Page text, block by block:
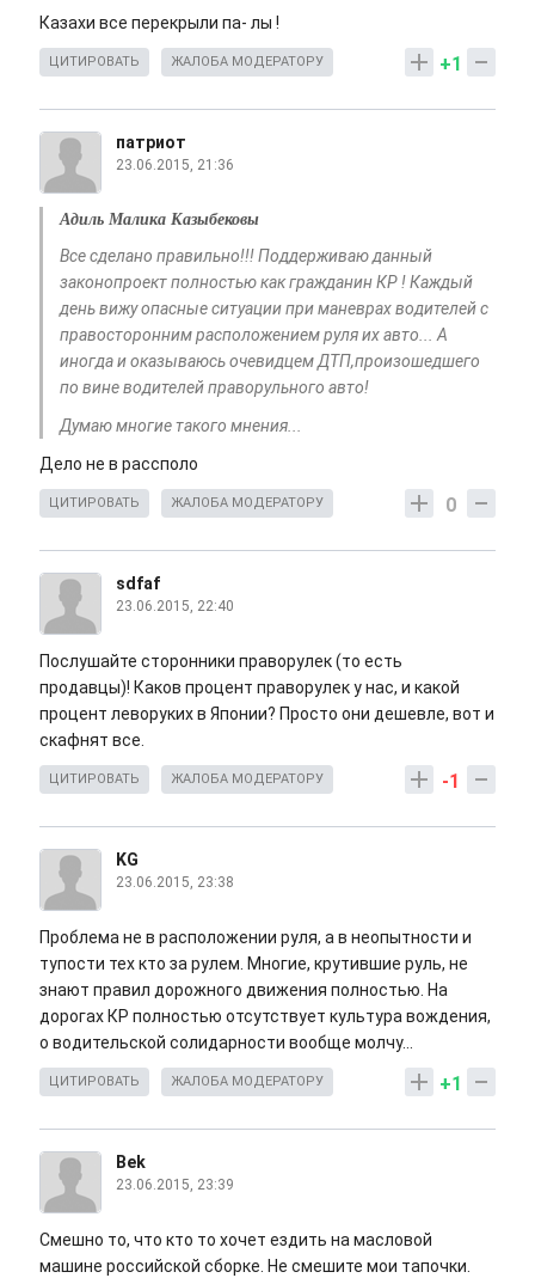
Казахи все перекрыли па- лы !
+1
ЦИТИРОВАТЬ ЖАЛОБА МОДЕРАТОРУ
патриот
23.06.2015, 21:36
Адиль Малика Казыбековы
Все сделано правильно!!! Поддерживаю данный
законопроект полностью как гражданин КР ! Каждый
день вижу опасные ситуации при маневрах водителей с
правосторонним расположением руля их авто... А
иногда и оказываюсь очевидцем ДТП,произошедшего
по вине водителей праворульного авто!
Думаю многие такого мнения...
Дело не в рассполо
0
ЦИТИРОВАТЬ ЖАЛОБА МОДЕРАТОРУ
sdfaf
23.06.2015, 22:40
Послушайте сторонники праворулек (то есть
продавцы)! Каков процент праворулек у нас, и какой
процент леворуких в Японии? Просто они дешевле, вот и
скафнят все.
-1
ЦИТИРОВАТЬ ЖАЛОБА МОДЕРАТОРУ
KG
23.06.2015, 23:38
Проблема не в расположении руля, а в неопытности и
тупости тех кто за рулем. Многие, крутившие руль, не
знают правил дорожного движения полностью. На
дорогах КР полностью отсутствует культура вождения,
о водительской солидарности вообще молчу...
+1
ЦИТИРОВАТЬ ЖАЛОБА МОДЕРАТОРУ
Bek
23.06.2015, 23:39
Смешно то, что кто то хочет ездить на масловой
машине российской сборке. Не смешите мои тапочки.